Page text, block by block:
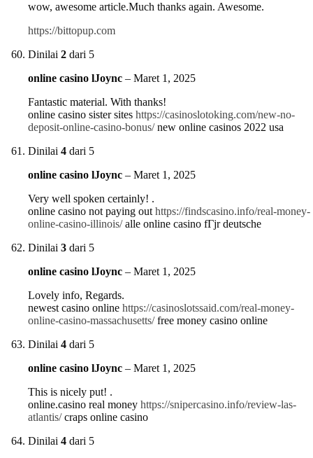
wow, awesome article.Much thanks again. Awesome.
https://bittopup.com
Dinilai 2 dari 5
online casino lJoync – Maret 1, 2025
Fantastic material. With thanks!
online casino sister sites https://casinoslotoking.com/new-no-
deposit-online-casino-bonus/new online casinos 2022 usa
Dinilai 4 dari 5
online casino lJoync – Maret 1, 2025
Very well spoken certainly! .
online casino not paying out https://findscasino.info/real-money-
online-casino-illinois/alle online casino fГјr deutsche
Dinilai 3 dari 5
online casino lJoync – Maret 1, 2025
Lovely info, Regards.
newest casino online https://casinoslotssaid.com/real-money-
online-casino-massachusetts/free money casino online
Dinilai 4 dari 5
online casino lJoync – Maret 1, 2025
This is nicely put! .
online.casino real money https://snipercasino.info/review-las-
atlantis/craps online casino
Dinilai 4 dari 5